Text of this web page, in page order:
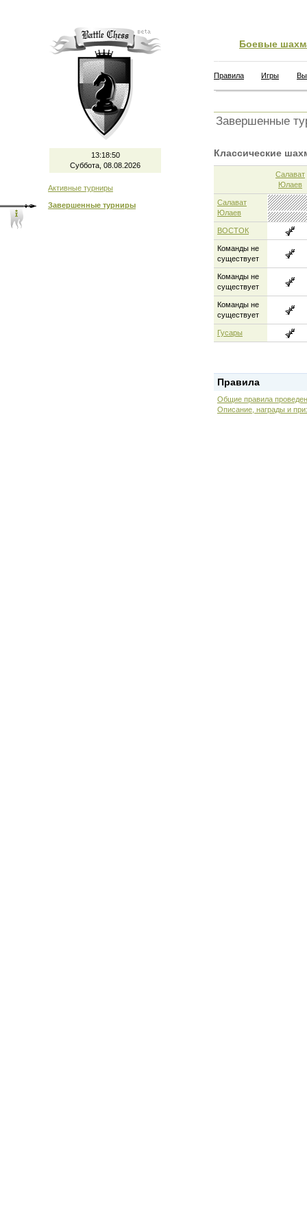
13:18:50
Суббота, 08.08.2026
Активные турниры
Завершенные турниры
Боевые
Правила Игры
Завершенные
Классические
Салават
Юлаев
Салават
Юлаев
ВОСТОК
Команды не
существует
Команды не
существует
Команды не
существует
Гусары
Правила
Общие правила
Описание, награды и